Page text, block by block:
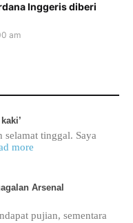
Inggeris diberi
am
selamat tinggal. Saya
more
Arsenal
pujian, sementara